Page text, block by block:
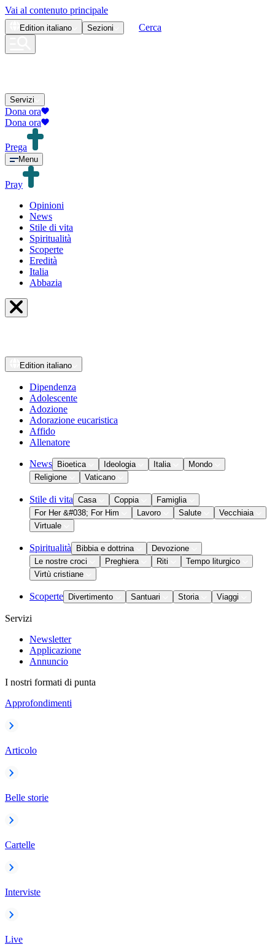
Vai al contenuto principale
Edition italiano Sezioni Cerca
Servizi
Dona ora
Dona ora
Prega
Menu
Pray
Opinioni
News
Stile di vita
Spiritualità
Scoperte
Eredità
Italia
Abbazia
Edition italiano
Dipendenza
Adolescente
Adozione
Adorazione eucaristica
Affido
Allenatore
News Bioetica Ideologia Italia
Mondo
Religione
Vaticano
Stile di vita Casa Coppia
Famiglia
For Her &#038; For Him
Lavoro Salute
Vecchiaia
Virtuale
Spiritualità Bibbia e dottrina
Devozione
Le nostre croci
Preghiera Riti
Tempo liturgico
Virtù cristiane
Scoperte Divertimento Santuari Storia Viaggi
Servizi
Newsletter
Applicazione
Annuncio
I nostri formati di punta
Approfondimenti
Articolo
Belle storie
Cartelle
Interviste
Live